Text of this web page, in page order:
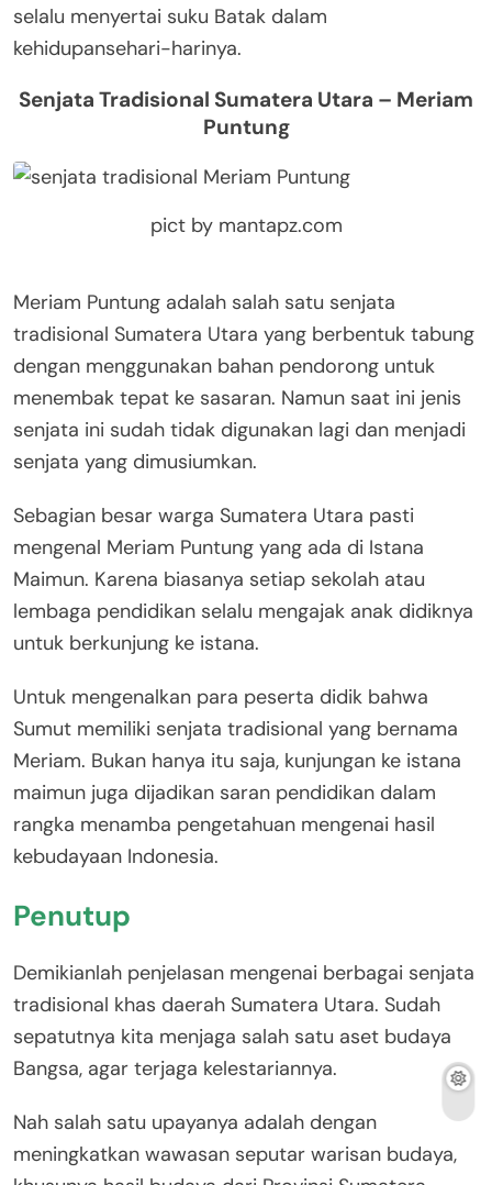
selalu menyertai suku Batak dalam
kehidupansehari-harinya.
Senjata Tradisional Sumatera Utara – Meriam
Puntung
pict by mantapz.com
Meriam Puntung adalah salah satu senjata
tradisional Sumatera Utara yang berbentuk tabung
dengan menggunakan bahan pendorong untuk
menembak tepat ke sasaran. Namun saat ini jenis
senjata ini sudah tidak digunakan lagi dan menjadi
senjata yang dimusiumkan.
Sebagian besar warga Sumatera Utara pasti
mengenal Meriam Puntung yang ada di Istana
Maimun. Karena biasanya setiap sekolah atau
lembaga pendidikan selalu mengajak anak didiknya
untuk berkunjung ke istana.
Untuk mengenalkan para peserta didik bahwa
Sumut memiliki senjata tradisional yang bernama
Meriam. Bukan hanya itu saja, kunjungan ke istana
maimun juga dijadikan saran pendidikan dalam
rangka menamba pengetahuan mengenai hasil
kebudayaan Indonesia.
Penutup
Demikianlah penjelasan mengenai berbagai senjata
tradisional khas daerah Sumatera Utara. Sudah
sepatutnya kita menjaga salah satu aset budaya
Bangsa, agar terjaga kelestariannya.
Nah salah satu upayanya adalah dengan
meningkatkan wawasan seputar warisan budaya,